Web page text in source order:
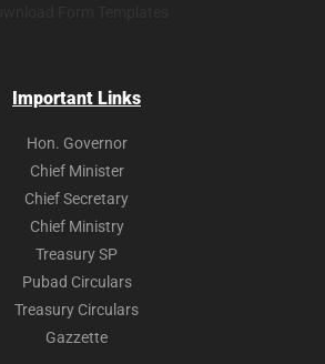
Important Links
Hon. Governor
Chief Minister
Chief Secretary
Chief Ministry
Treasury SP
Pubad Circulars
Treasury Circulars
Gazzette